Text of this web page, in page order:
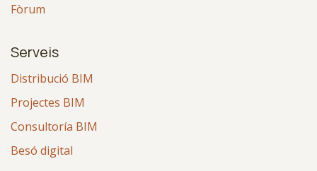
Fòrum
Serveis
Distribució BIM
Projectes BIM
Consultoría BIM
Besó digital